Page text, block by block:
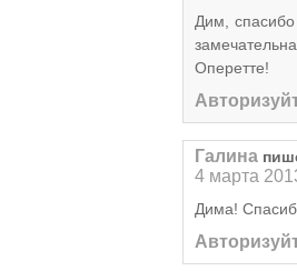
Дим,
Оперетте!
Галина
4 марта
Дима!